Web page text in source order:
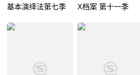
基本演绎法第七季 X档案 第十一季